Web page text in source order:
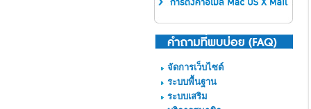
จัดการเว็บไซต์
ระบบพื้นฐาน
ระบบเสริม